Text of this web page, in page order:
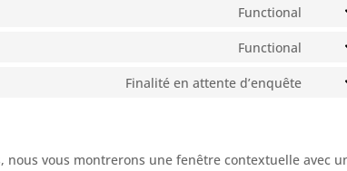
Functional
Functional
Finalité en attente d’enquête
vous montrerons une fenêtre contextuelle avec